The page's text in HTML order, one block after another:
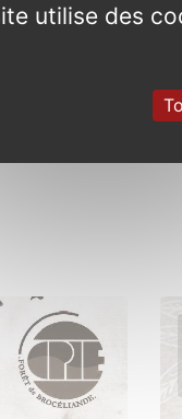
utilise des